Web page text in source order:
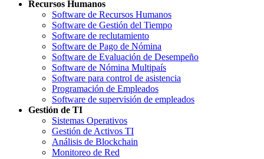
Recursos Humanos
Software de Recursos Humanos
Software de Gestión del Tiempo
Software de reclutamiento
Software de Pago de Nómina
Software de Evaluación de Desempeño
Software de Nómina Multipaís
Software para control de asistencia
Programación de Empleados
Software de supervisión de empleados
Gestión de TI
Sistemas Operativos
Gestión de Activos TI
Análisis de Blockchain
Monitoreo de Red